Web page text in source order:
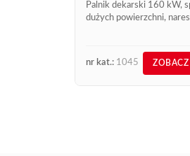
Palnik dekarski 160 kW,
dużych powierzchni,
nr kat.: 1045 ZOBACZ